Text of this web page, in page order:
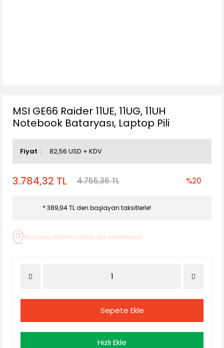
MSI GE66 Raider 11UE, 11UG, 11UH
Notebook Bataryası, Laptop Pili
Fiyat 82,56 USD + KDV
3.784,32 TL 4.755,36 TL %20
* 389,94 TL den başlayan taksitlerle!
Bu ürünü depomuzdan da alabilirsiniz.
Sepete Ekle
Hızlı Ekle